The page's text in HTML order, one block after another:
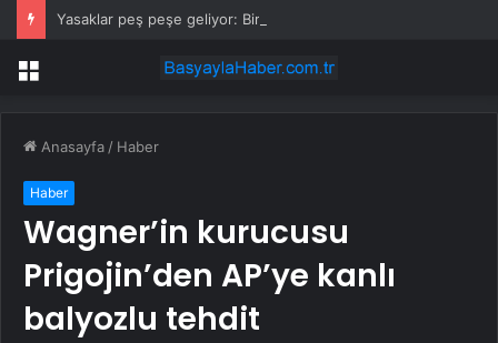
Menü
Anasayfa / Haber
Haber
Wagner’in kurucusu
Prigojin’den AP’ye kanlı
balyozlu tehdit